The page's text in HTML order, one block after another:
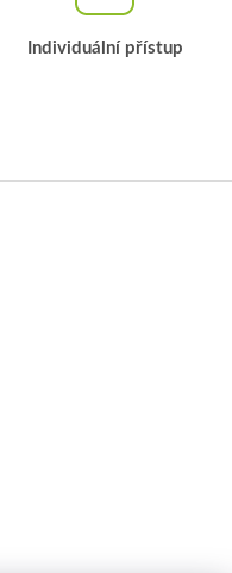
Individuální přístup